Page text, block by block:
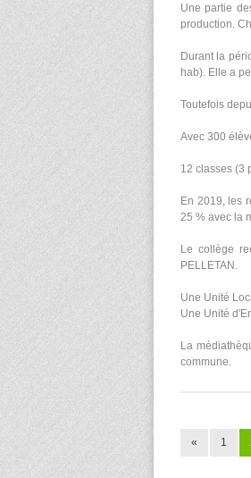
Une partie
production.
Durant la
hab). Elle a
Toutefois
Avec 300
12 classes (3
En 2019, les
25 % avec la
Le collège
PELLETAN.
Une Unité
Une Unité
La
commune.
« 1